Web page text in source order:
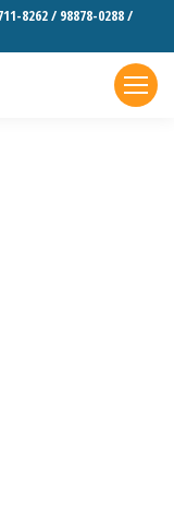
8262 / 98878-0288 /